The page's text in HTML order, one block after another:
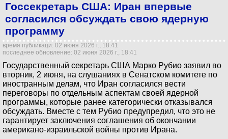
Госсекретарь США: Иран впервые
согласился обсуждать свою ядерную
программу
время публикаци: 02 июня 2026 г., 18:41
последнее обновление: 02 июня 2026 г., 18:41
Государственный секретарь США Марко Рубио заявил во
вторник, 2 июня, на слушаниях в Сенатском комитете по
иностранным делам, что Иран согласился вести
переговоры по отдельным аспектам своей ядерной
программы, которые ранее категорически отказывался
обсуждать. Вместе с тем Рубио предупредил, что это не
гарантирует заключения соглашения об окончании
американо-израильской войны против Ирана.